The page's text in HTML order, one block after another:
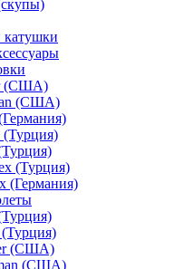
катушки
(США)
(США)
(Турция)
(Турция)
(Германия)
(США)
(США)